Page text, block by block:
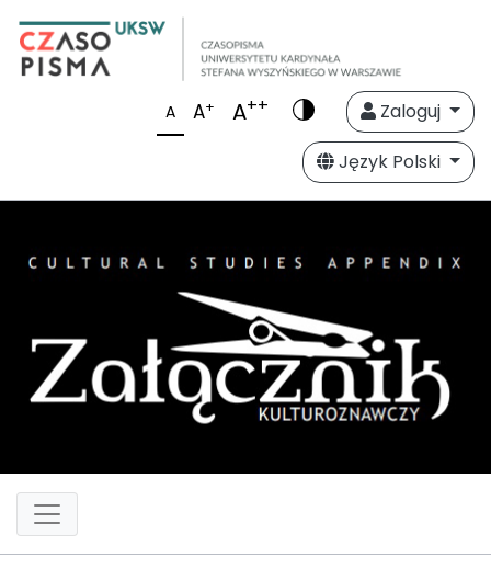
A A+ A++
Zaloguj
Język Polski